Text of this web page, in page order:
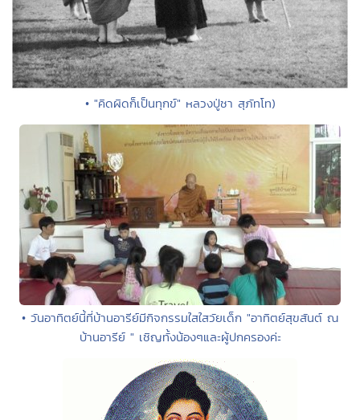
• "คิดผิดก็เป็นทุกข์" หลวงปู่ชา สุภัทโท)
• วันอาทิตย์นี้ที่บ้านอารีย์มีกิจกรรมใสใสวัยเด็ก "อาทิตย์สุขสันต์ ณ
บ้านอารีย์ " เชิญทั้งน้องๆและผู้ปกครองค่ะ